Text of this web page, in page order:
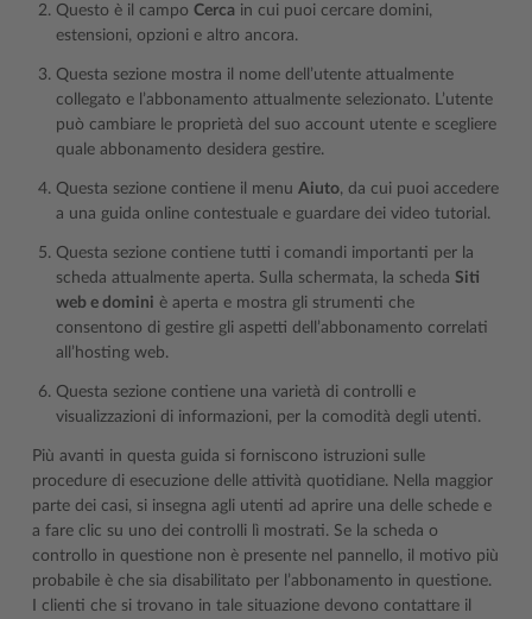
Questo è il campo Cerca in cui puoi cercare domini,
estensioni, opzioni e altro ancora.
Questa sezione mostra il nome dell’utente attualmente
collegato e l’abbonamento attualmente selezionato. L’utente
può cambiare le proprietà del suo account utente e scegliere
quale abbonamento desidera gestire.
Questa sezione contiene il menu Aiuto, da cui puoi accedere
a una guida online contestuale e guardare dei video tutorial.
Questa sezione contiene tutti i comandi importanti per la
scheda attualmente aperta. Sulla schermata, la scheda Siti
web e domini è aperta e mostra gli strumenti che
consentono di gestire gli aspetti dell’abbonamento correlati
all’hosting web.
Questa sezione contiene una varietà di controlli e
visualizzazioni di informazioni, per la comodità degli utenti.
Più avanti in questa guida si forniscono istruzioni sulle
procedure di esecuzione delle attività quotidiane. Nella maggior
parte dei casi, si insegna agli utenti ad aprire una delle schede e
a fare clic su uno dei controlli lì mostrati. Se la scheda o
controllo in questione non è presente nel pannello, il motivo più
probabile è che sia disabilitato per l’abbonamento in questione.
I clienti che si trovano in tale situazione devono contattare il